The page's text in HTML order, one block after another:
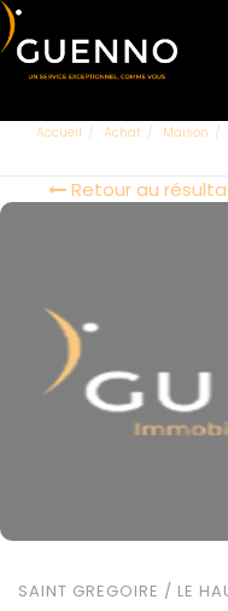
Accueil Achat Maison
Retour au
SAINT GREGOIRE / LE